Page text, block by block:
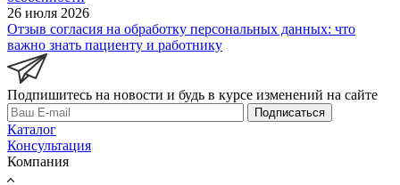
26 июля 2026
Отзыв согласия на обработку персональных данных: что
важно знать пациенту и работнику
Подпишитесь на новости и будь в курсе изменений на сайте
Подписаться
Каталог
Консультация
Компания